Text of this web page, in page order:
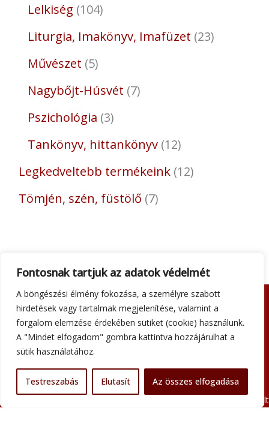
Fontosnak tartjuk az adatok védelmét
A böngészési élmény fokozása, a személyre szabott
hirdetések vagy tartalmak megjelenítése, valamint a
forgalom elemzése érdekében sütiket (cookie) használunk.
A "Mindet elfogadom" gombra kattintva hozzájárulhat a
sütik használatához.
Testreszabás Elutasít Az összes elfogadása
Lelkiség 104
Liturgia, Imakönyv, Imafüzet 23
Művészet 5
Nagybőjt-Húsvét 7
Pszichológia 3
Tankönyv, hittankönyv 12
Legkedveltebb termékeink 12
Tömjén, szén, füstölő 7
Adatkezelési tájékoztató
Általános szerződési feltételek
Kapcsolat
Minden jog fenntartva © 2026 Szent Atanáz Könyv- és Kegytárgybolt